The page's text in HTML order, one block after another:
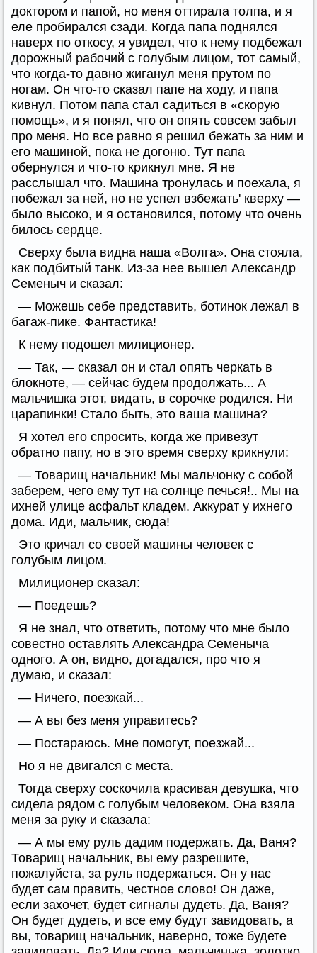
доктором и папой, но меня оттирала толпа, и я
еле пробирался сзади. Когда папа поднялся
наверх по откосу, я увидел, что к нему подбежал
дорожный рабочий с голубым лицом, тот самый,
что когда-то давно жиганул меня прутом по
ногам. Он что-то сказал папе на ходу, и папа
кивнул. Потом папа стал садиться в «скорую
помощь», и я понял, что он опять совсем забыл
про меня. Но все равно я решил бежать за ним и
его машиной, пока не догоню. Тут папа
обернулся и что-то крикнул мне. Я не
расслышал что. Машина тронулась и поехала, я
побежал за ней, но не успел взбежать' кверху —
было высоко, и я остановился, потому что очень
билось сердце.
Сверху была видна наша «Волга». Она стояла,
как подбитый танк. Из-за нее вышел Александр
Семеныч и сказал:
— Можешь себе представить, ботинок лежал в
багаж-пике. Фантастика!
К нему подошел милиционер.
— Так, — сказал он и стал опять черкать в
блокноте, — сейчас будем продолжать... А
мальчишка этот, видать, в сорочке родился. Ни
царапинки! Стало быть, это ваша машина?
Я хотел его спросить, когда же привезут
обратно папу, но в это время сверху крикнули:
— Товарищ начальник! Мы мальчонку с собой
заберем, чего ему тут на солнце печься!.. Мы на
ихней улице асфальт кладем. Аккурат у ихнего
дома. Иди, мальчик, сюда!
Это кричал со своей машины человек с
голубым лицом.
Милиционер сказал:
— Поедешь?
Я не знал, что ответить, потому что мне было
совестно оставлять Александра Семеныча
одного. А он, видно, догадался, про что я
думаю, и сказал:
— Ничего, поезжай...
— А вы без меня управитесь?
— Постараюсь. Мне помогут, поезжай...
Но я не двигался с места.
Тогда сверху соскочила красивая девушка, что
сидела рядом с голубым человеком. Она взяла
меня за руку и сказала:
— А мы ему руль дадим подержать. Да, Ваня?
Товарищ начальник, вы ему разрешите,
пожалуйста, за руль подержаться. Он у нас
будет сам править, честное слово! Он даже,
если захочет, будет сигналы дудеть. Да, Ваня?
Он будет дудеть, и все ему будут завидовать, а
вы, товарищ начальник, наверно, тоже будете